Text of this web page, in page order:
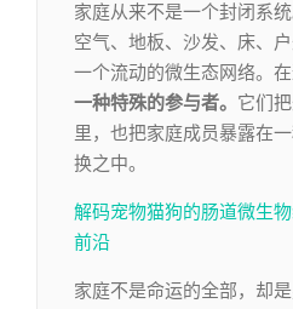
家庭从来不是一个封闭系
空气、地板、沙发、床、
一个流动的微生态网络。在
一种特殊的参与者。 它们
里，也把家庭成员暴露在
换之中。
解码宠物猫狗的肠道微生
前沿
家庭不是命运的全部，却